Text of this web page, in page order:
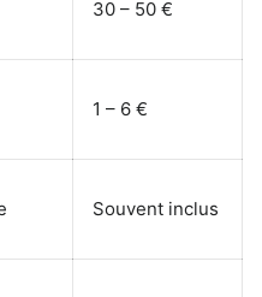
30 – 50 €
1 – 6 €
Souvent inclus